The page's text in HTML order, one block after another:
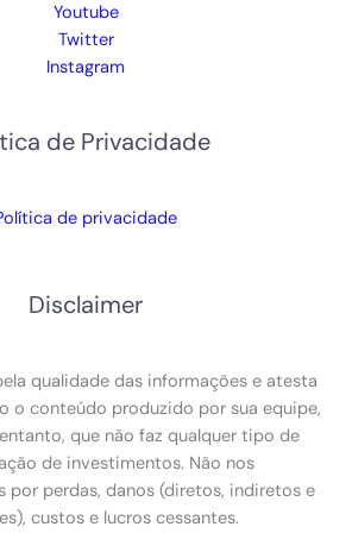
Youtube
Twitter
Instagram
de Privacidade
de privacidade
Disclaimer
qualidade das informações e atesta
o conteúdo produzido por sua equipe,
que não faz qualquer tipo de
de investimentos. Não nos
por perdas, danos (diretos, indiretos e
custos e lucros cessantes.